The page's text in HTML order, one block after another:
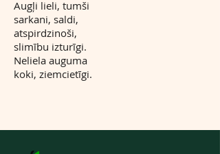
Augļi lieli, tumši
sarkani, saldi,
atspirdzinoši,
slimību izturīgi.
Neliela auguma
koki, ziemcietīgi.